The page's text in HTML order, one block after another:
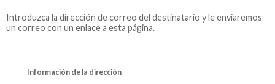
Introduzca la dirección de correo del destinatario y le enviaremos
un correo con un enlace a esta página.
Información de la dirección